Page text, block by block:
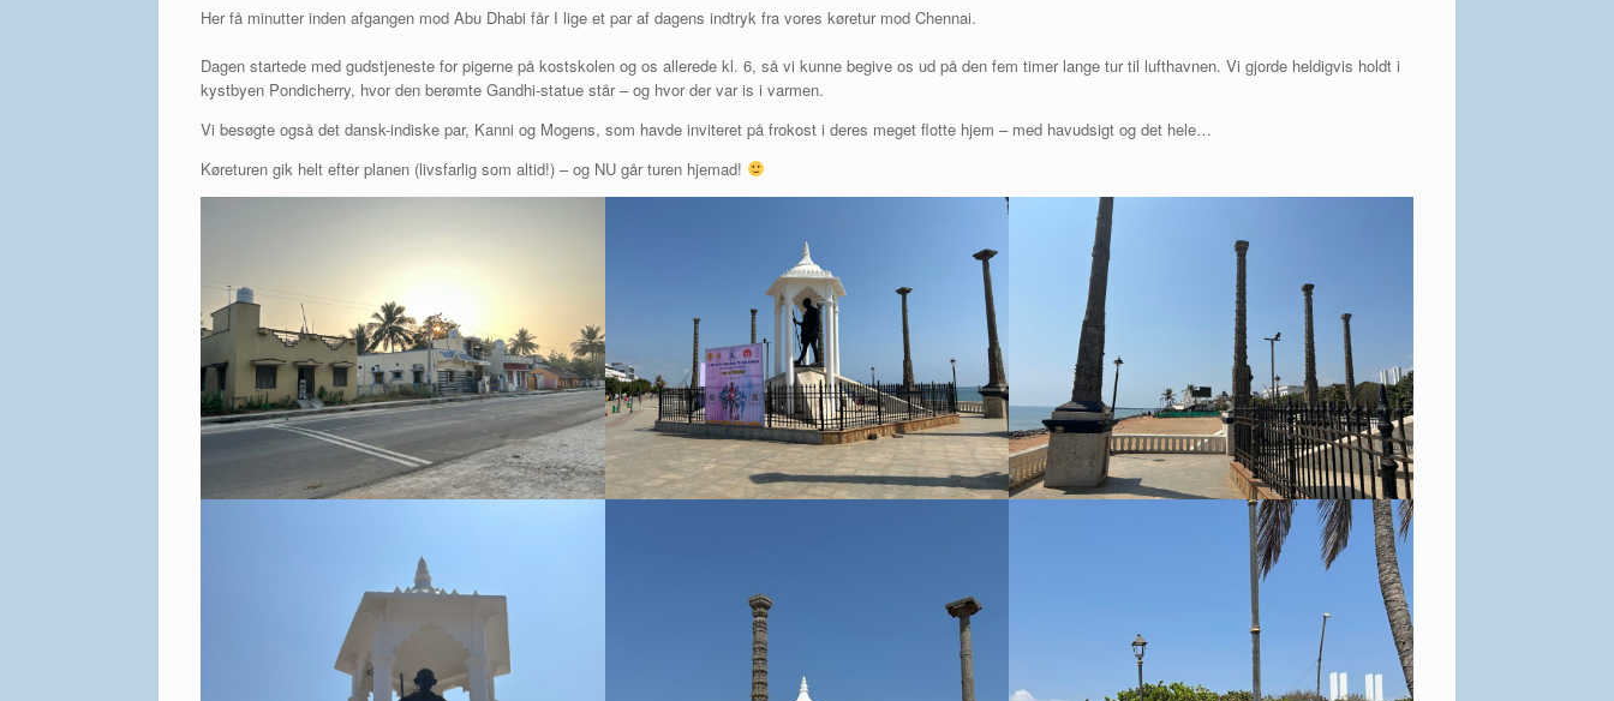
Her få minutter inden afgangen mod Abu Dhabi får I lige et par af dagens indtryk fra vores køretur mod Chennai.
Dagen startede med gudstjeneste for pigerne på kostskolen og os allerede kl. 6, så vi kunne begive os ud på den fem timer lange tur til lufthavnen. Vi gjorde heldigvis holdt i
kystbyen Pondicherry, hvor den berømte Gandhi-statue står – og hvor der var is i varmen.
Vi besøgte også det dansk-indiske par, Kanni og Mogens, som havde inviteret på frokost i deres meget flotte hjem – med havudsigt og det hele…
Køreturen gik helt efter planen (livsfarlig som altid!) – og NU går turen hjemad!